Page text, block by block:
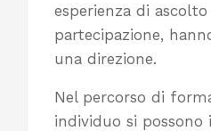
esperienza di
partecipazione,
una direzione.
Nel percorso di
individuo si possono